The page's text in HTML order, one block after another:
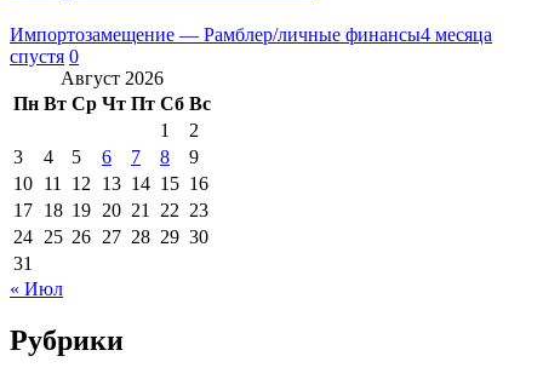
Импортозамещение — Рамблер/личные финансы4 месяца
спустя 0
Август 2026
Пн Вт Ср Чт Пт Сб Вс
1
2
3
4 5 6 7 8
9
10 11 12 13 14 15 16
17 18 19 20 21 22 23
24 25 26 27 28 29 30
31
« Июл
Рубрики